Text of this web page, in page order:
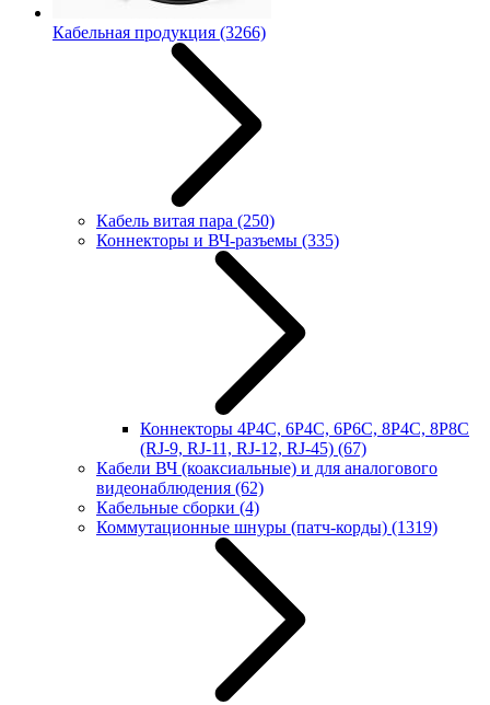
Кабельная продукция (3266)
Кабель витая пара (250)
Коннекторы и ВЧ-разъемы (335)
Коннекторы 4P4C, 6P4C, 6P6C, 8P4C, 8P8C
(RJ-9, RJ-11, RJ-12, RJ-45) (67)
Кабели ВЧ (коаксиальные) и для аналогового
видеонаблюдения (62)
Кабельные сборки (4)
Коммутационные шнуры (патч-корды) (1319)